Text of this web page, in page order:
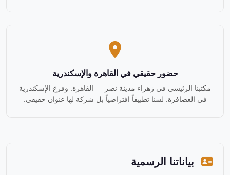
حضور حقيقي في القاهرة والإسكندرية
مكتبنا الرئيسي في زهراء مدينة نصر — القاهرة. وفرع الإسكندرية
في العصافرة. لسنا تطبيقاً افتراضياً بل شركة لها عنوان حقيقي.
بياناتنا الرسمية